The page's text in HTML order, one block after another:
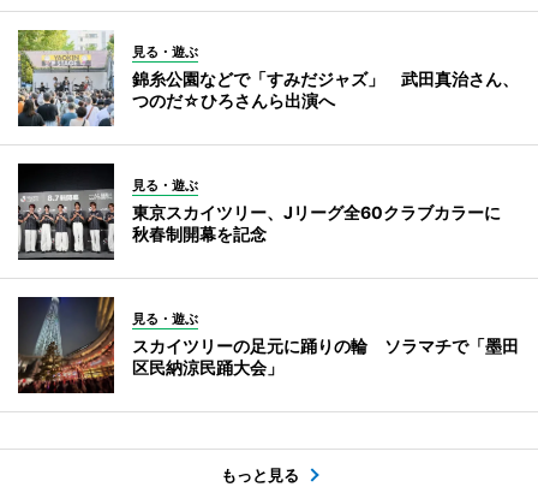
見る・遊ぶ
錦糸公園などで「すみだジャズ」 武田真治さん、
つのだ☆ひろさんら出演へ
見る・遊ぶ
東京スカイツリー、Jリーグ全60クラブカラーに
秋春制開幕を記念
見る・遊ぶ
スカイツリーの足元に踊りの輪 ソラマチで「墨田
区民納涼民踊大会」
もっと見る